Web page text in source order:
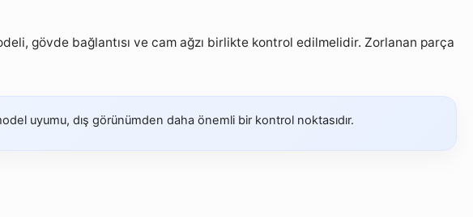
gövde bağlantısı ve cam ağzı birlikte kontrol edilmelidir. Zorlanan parça
uyumu, dış görünümden daha önemli bir kontrol noktasıdır.